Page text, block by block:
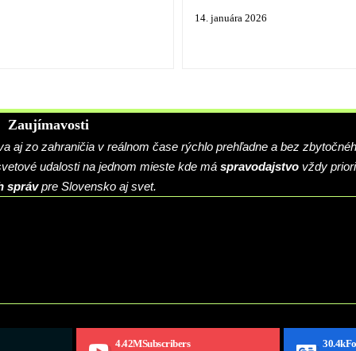
14. januára 2026
Zaujímavosti
aj zo zahraničia v reálnom čase rýchlo prehľadne a bez
udalosti na jednom mieste kde má spravodajstvo vždy
správpre Slovensko aj svet.
4.42MSubscribers 30.4k